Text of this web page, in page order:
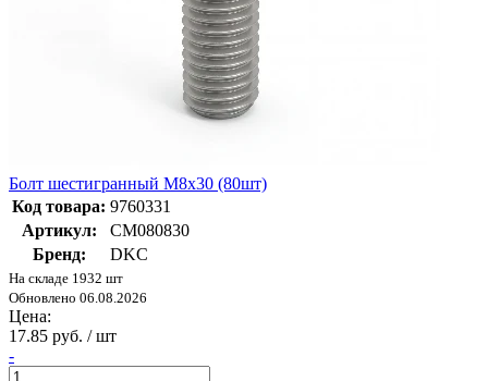
Болт шестигранный М8х30 (80шт)
Код товара: 9760331
Артикул:
CM080830
Бренд:
DKC
На складе 1932 шт
Обновлено 06.08.2026
Цена:
17.85 руб. / шт
-